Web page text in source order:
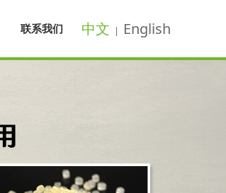
中文 | English
联系我们